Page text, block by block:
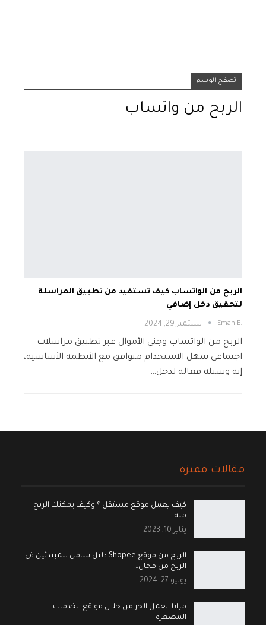
تصفح الوسم
الربح من واتساب
الربح من الواتساب كيف تستفيد من تطبيق المراسلة
لتحقيق دخل إضافي
.Eman E سبتمبر 29, 2024
الربح من الواتساب وجني الأموال عبر تطبيق مراسلات
اجتماعي سهل الاستخدام متوافق مع الأنظمة الأساسية،
إنه وسيلة فعالة لدخل…
مقالات مميزة
كيف يعمل موقع مستقل ؟ وكيف يمكنك الربح
منه
يناير 10, 2023
الربح من موقع Shopee دليل شامل للمبتدئين في
الربح من مجال…
يونيو 27, 2024
مزايا العمل الحر من خلال مواقع الخدمات
المصغرة